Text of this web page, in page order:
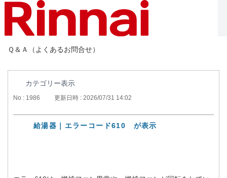
Ｑ＆Ａ（よくあるお問合せ）
カテゴリー表示
No : 1986 更新日時 : 2026/07/31 14:02
給湯器｜エラーコード610 が表示